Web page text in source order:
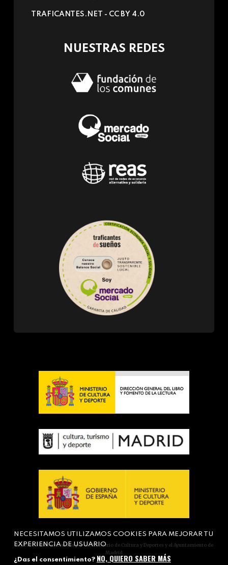
e-
TRAFICANTES.NET - CC BY 4.0
NUESTRAS REDES
Actividad subvencionada por el Ministerio de Cultura y Deportes y el Ayuntamiento de
Madrid
NECESITAMOS UTILIZAMOS COOKIES PARA MEJORAR TU
EXPERIENCIA DE USUARIO
¿Das el consentimiento? NO, QUIERO SABER MÁS